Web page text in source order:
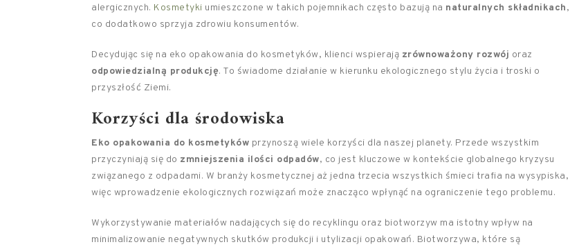
alergicznych. Kosmetyki umieszczone w takich pojemnikach często bazują na naturalnych składnikach,
co dodatkowo sprzyja zdrowiu konsumentów.
Decydując się na eko opakowania do kosmetyków, klienci wspierają zrównoważony rozwój oraz
odpowiedzialną produkcję. To świadome działanie w kierunku ekologicznego stylu życia i troski o
przyszłość Ziemi.
Korzyści dla środowiska
Eko opakowania do kosmetyków przynoszą wiele korzyści dla naszej planety. Przede wszystkim
przyczyniają się do zmniejszenia ilości odpadów, co jest kluczowe w kontekście globalnego kryzysu
związanego z odpadami. W branży kosmetycznej aż jedna trzecia wszystkich śmieci trafia na wysypiska,
więc wprowadzenie ekologicznych rozwiązań może znacząco wpłynąć na ograniczenie tego problemu.
Wykorzystywanie materiałów nadających się do recyklingu oraz biotworzyw ma istotny wpływ na
minimalizowanie negatywnych skutków produkcji i utylizacji opakowań. Biotworzywa, które są